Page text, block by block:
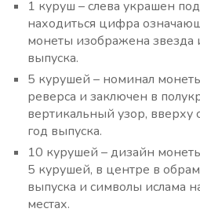
1 куруш – слева украшен
находиться цифра
монеты изображена звезда
выпуска.
5 курушей – номинал
реверса и заключен в
вертикальный узор, вверху
год выпуска.
10 курушей – дизайн
5 курушей, в центре в
выпуска и символы ислама
местах.